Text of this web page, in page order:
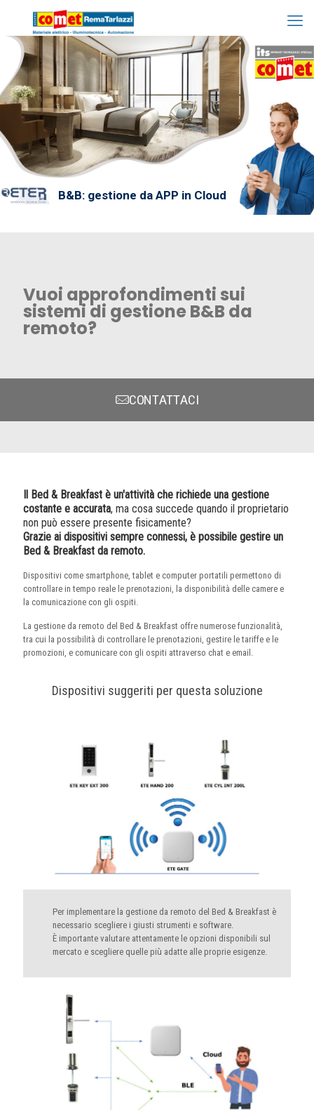
B&B: gestione da APP in Cloud
Vuoi approfondimenti sui
sistemi di gestione B&B da
remoto?
CONTATTACI
Il Bed & Breakfast è un'attività che richiede una gestione
costante e accurata, ma cosa succede quando il proprietario
non può essere presente fisicamente?
Grazie ai dispositivi sempre connessi, è possibile gestire un
Bed & Breakfast da remoto.
Dispositivi come smartphone, tablet e computer portatili permettono di
controllare in tempo reale le prenotazioni, la disponibilità delle camere e
la comunicazione con gli ospiti.
La gestione da remoto del Bed & Breakfast offre numerose funzionalità,
tra cui la possibilità di controllare le prenotazioni, gestire le tariffe e le
promozioni, e comunicare con gli ospiti attraverso chat e email.
Dispositivi suggeriti per questa soluzione
Per implementare la gestione da remoto del Bed & Breakfast è
necessario scegliere i giusti strumenti e software.
È importante valutare attentamente le opzioni disponibili sul
mercato e scegliere quelle più adatte alle proprie esigenze.